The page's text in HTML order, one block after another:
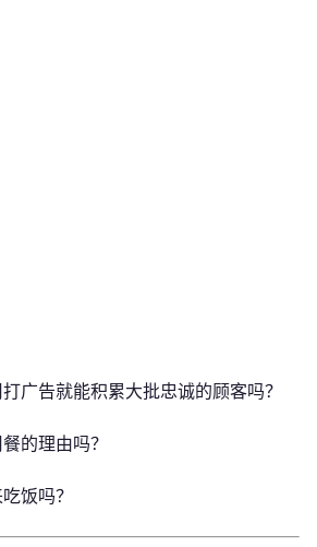
广告就能积累大批忠诚的顾客吗？
的理由吗？
饭吗？